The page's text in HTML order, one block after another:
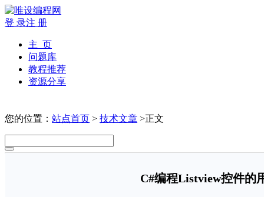
登 录注 册
主 页
问题库
教程推荐
资源分享
您的位置： 站点首页 > 技术文章 >正文
C#编程Listview控件的